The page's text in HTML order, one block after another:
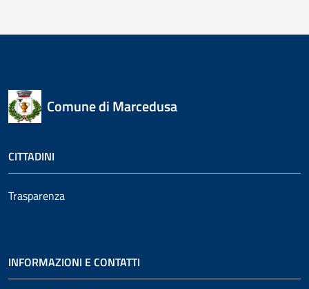
Comune di Marcedusa
CITTADINI
Trasparenza
INFORMAZIONI E CONTATTI